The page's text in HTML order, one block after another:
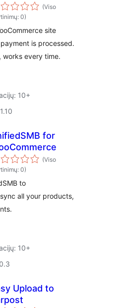
(Viso
0)
site
is processed.
works every time.
10+
for
(Viso
0)
to
all your products,
10+
Upload to